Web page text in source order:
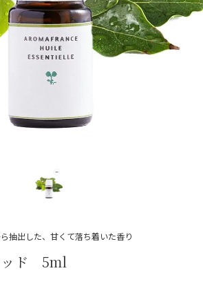
抽出した、甘くて落ち着いた香り
ド 5ml